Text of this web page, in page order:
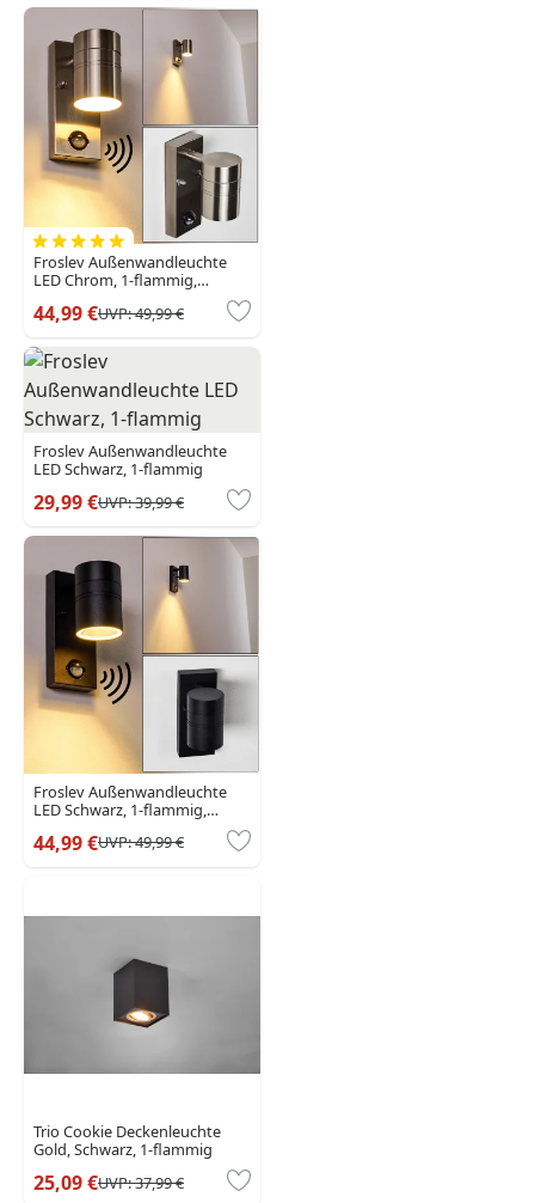
Froslev Außenwandleuchte
LED Chrom, 1-flammig,
44,99 €UVP:49,99 €
Froslev Außenwandleuchte
LED Schwarz, 1-flammig
29,99 €UVP:39,99 €
Froslev Außenwandleuchte
LED Schwarz, 1-flammig,
44,99 €UVP:49,99 €
Trio Cookie Deckenleuchte
Gold, Schwarz, 1-flammig
25,09 €UVP:37,99 €